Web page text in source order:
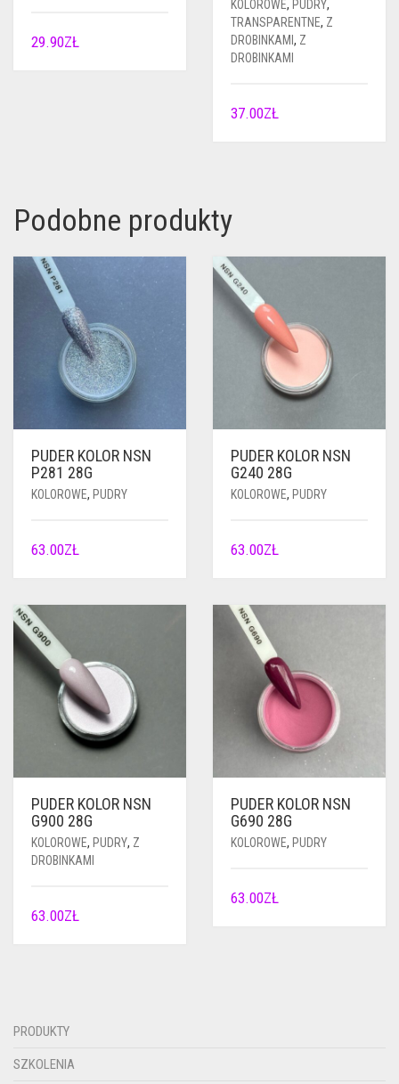
29.90ZŁ
KOLOROWE, PUDRY,
TRANSPARENTNE, Z
DROBINKAMI , Z
DROBINKAMI
37.00ZŁ
Podobne produkty
PUDER KOLOR NSN
P281 28G
KOLOROWE, PUDRY
63.00ZŁ
PUDER KOLOR NSN
G240 28G
KOLOROWE, PUDRY
63.00ZŁ
PUDER KOLOR NSN
G900 28G
KOLOROWE, PUDRY, Z
DROBINKAMI
63.00ZŁ
PUDER KOLOR NSN
G690 28G
KOLOROWE, PUDRY
63.00ZŁ
PRODUKTY
SZKOLENIA